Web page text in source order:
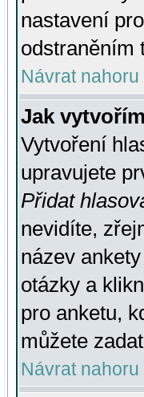
nastavení
odstraněním
Návrat nahoru
Jak
Vytvoření
upravujete
Přidat
nevidíte,
název
otázky a
pro anketu,
můžete
Návrat nahoru